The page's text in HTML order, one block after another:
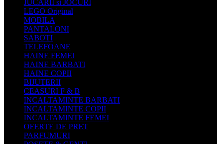
JUCARII si JOCURI
LEGO Original
MOBILA
PANTALONI
SABOTI
TELEFOANE
HAINE FEMEI
HAINE BARBATI
HAINE COPII
BIJUTERII
CEASURI F & B
INCALTAMINTE BARBATI
INCALTAMINTE COPII
INCALTAMINTE FEMEI
OFERTE DE PRET
PARFUMURI